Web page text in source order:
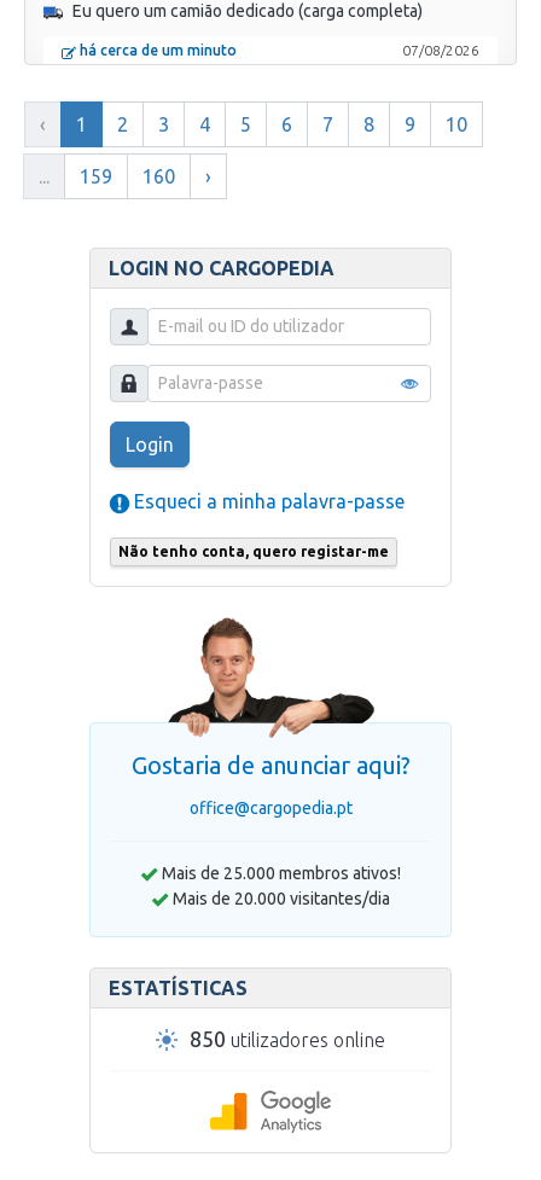
LOGIN NO CARGOPEDIA
Login
Esqueci a minha palavra-passe
Não tenho conta, quero registar-me
Gostaria de anunciar aqui?
office@cargopedia.pt
Mais de 25.000 membros ativos!
Mais de 20.000 visitantes/dia
ESTATÍSTICAS
850 utilizadores online
Eu quero um camião dedicado (carga completa)
há cerca de um minuto 07/08/2026
‹ 1 2 3 4 5 6 7 8 9 10
... 159 160 ›